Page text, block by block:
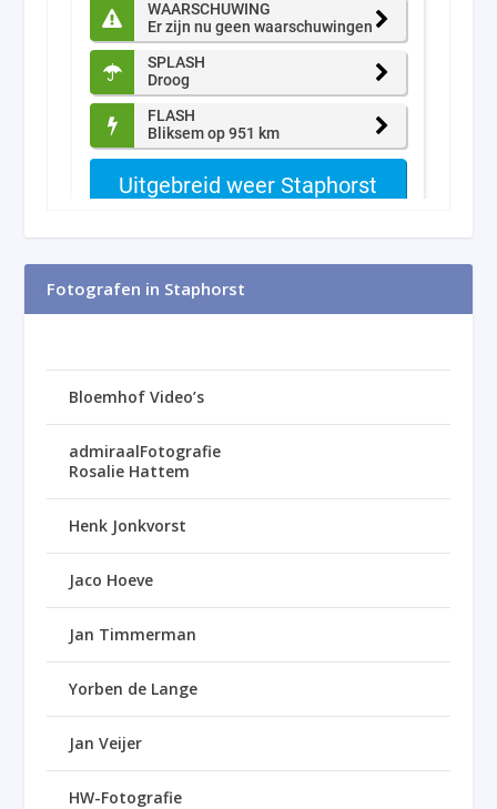
Fotografen in Staphorst
Bloemhof Video’s
admiraalFotografie
Rosalie Hattem
Henk Jonkvorst
Jaco Hoeve
Jan Timmerman
Yorben de Lange
Jan Veijer
HW-Fotografie